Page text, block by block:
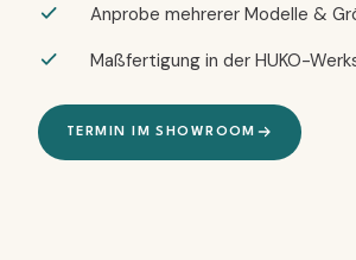
Anprobe mehrerer Modelle &
Maßfertigung in der HUKO-
TERMIN IM SHOWROOM